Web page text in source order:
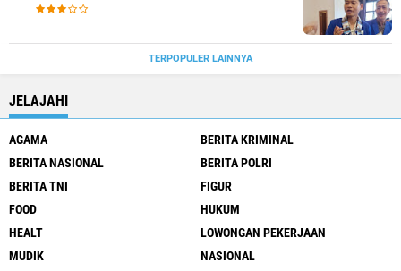
TERPOPULER LAINNYA
JELAJAHI
AGAMA
BERITA KRIMINAL
BERITA NASIONAL
BERITA POLRI
BERITA TNI
FIGUR
FOOD
HUKUM
HEALT
LOWONGAN PEKERJAAN
MUDIK
NASIONAL